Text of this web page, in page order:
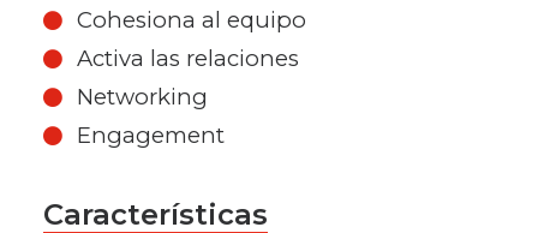
Cohesiona al equipo
Activa las relaciones
Networking
Engagement
Características